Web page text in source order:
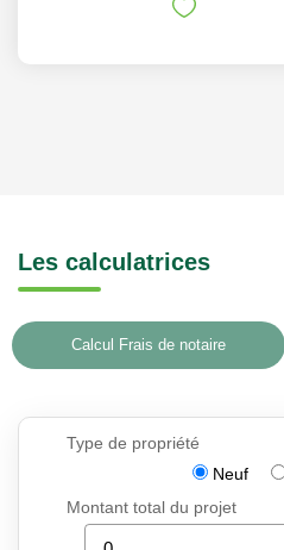
Les calculatrices
Calcul Frais de notaire